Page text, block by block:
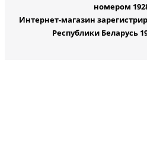
номером
Интернет-магазин
Республики Беларусь